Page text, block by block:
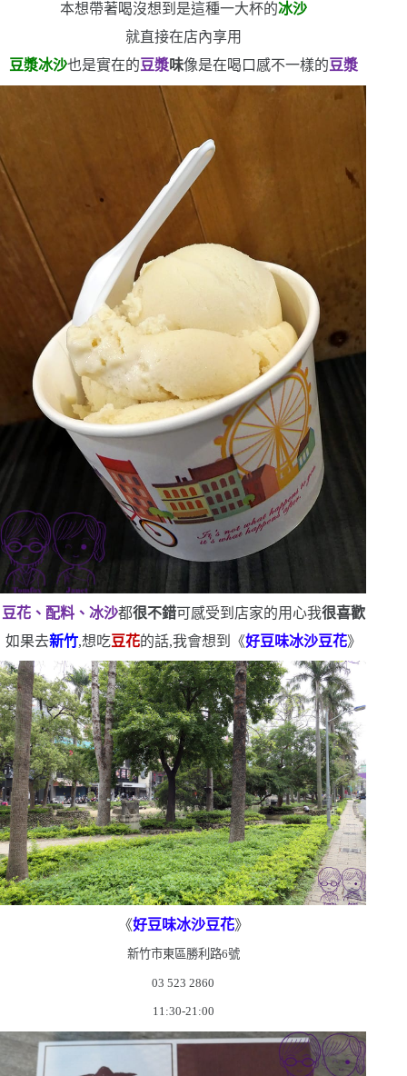
本想帶著喝沒想到是這種一大杯的冰沙
就直接在店內享用
豆漿冰沙也是實在的豆漿味像是在喝口感不一樣的豆漿
豆花、配料、冰沙都很不錯可感受到店家的用心我很喜歡
如果去新竹,想吃豆花的話,我會想到《好豆味冰沙豆花》
《好豆味冰沙豆花》
新竹市東區勝利路6號
03 523 2860
11:30-21:00